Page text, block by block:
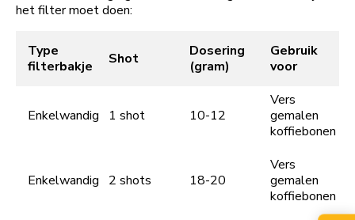
het filter moet doen:
Type
filterbakje
Shot
Dosering
(gram)
Gebruik
voor
Enkelwandig 1 shot 10-12
Vers
gemalen
koffiebonen
Enkelwandig 2 shots 18-20
Vers
gemalen
koffiebonen